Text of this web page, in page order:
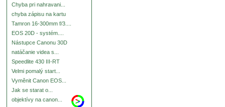
Chyba pri nahravani...
chyba zápisu na kartu
Tamron 16-300mm f/3....
EOS 20D - systém....
Nástupce Canonu 30D
natáčanie videa s...
Speedlite 430 III-RT
Velmi pomalý start...
Vyměnit Canon EOS...
Jak se starat o...
objektívy na canon...